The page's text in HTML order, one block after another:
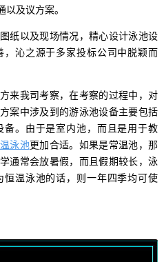
及议方案。
纸以及现场情况，精心设计泳池设
沁之源于多家投标公司中脱颖而
来我司考察，在考察的过程中，对
案中涉及到的游泳池设备主要包括
。由于是室内池，而且是用于教
泳池更加合适。如果是常温池，那
通常会放暑假，而且假期较长，泳
温泳池的话，则一年四季均可使